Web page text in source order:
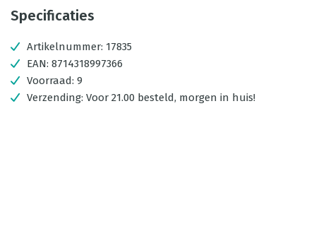
Specificaties
Artikelnummer: 17835
EAN: 8714318997366
Voorraad: 9
Verzending: Voor 21.00 besteld, morgen in huis!